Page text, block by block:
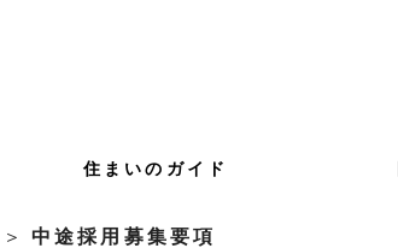
住まいのガイド
＞ 中途採用募集要項